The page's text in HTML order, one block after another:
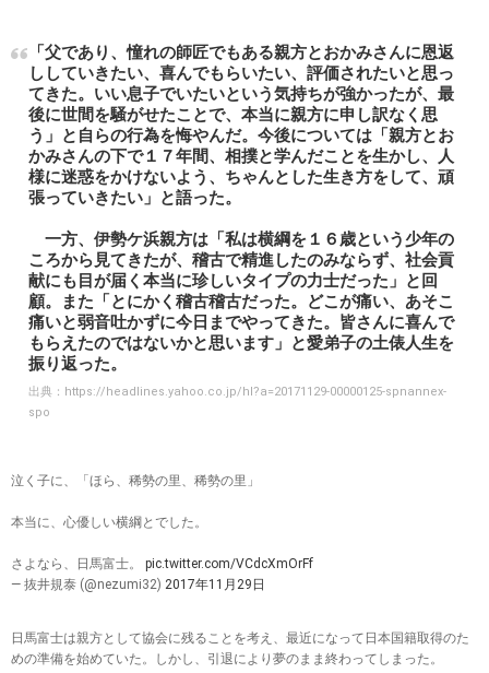
「父であり、憧れの師匠でもある親方とおかみさんに恩返
ししていきたい、喜んでもらいたい、評価されたいと思っ
てきた。いい息子でいたいという気持ちが強かったが、最
後に世間を騒がせたことで、本当に親方に申し訳なく思
う」と自らの行為を悔やんだ。今後については「親方とお
かみさんの下で１７年間、相撲と学んだことを生かし、人
様に迷惑をかけないよう、ちゃんとした生き方をして、頑
張っていきたい」と語った。
一方、伊勢ケ浜親方は「私は横綱を１６歳という少年の
ころから見てきたが、稽古で精進したのみならず、社会貢
献にも目が届く本当に珍しいタイプの力士だった」と回
顧。また「とにかく稽古稽古だった。どこが痛い、あそこ
痛いと弱音吐かずに今日までやってきた。皆さんに喜んで
もらえたのではないかと思います」と愛弟子の土俵人生を
振り返った。
出典： https://headlines.yahoo.co.jp/hl?a=20171129-00000125-spnannex-
spo
泣く子に、「ほら、稀勢の里、稀勢の里」
本当に、心優しい横綱とでした。
さよなら、日馬富士。 pic.twitter.com/VCdcXmOrFf
— 抜井規泰 (@nezumi32) 2017年11月29日
日馬富士は親方として協会に残ることを考え、最近になって日本国籍取得のた
めの準備を始めていた。しかし、引退により夢のまま終わってしまった。